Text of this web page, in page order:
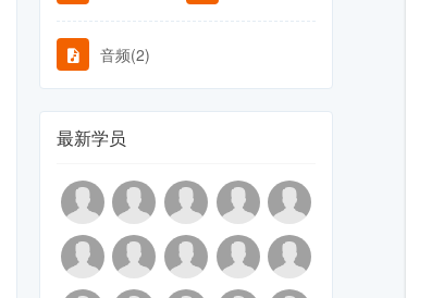
音频(2)
最新学员